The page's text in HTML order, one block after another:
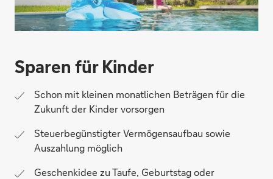
Sparen für Kinder
Schon mit kleinen monatlichen Beträgen für die
Zukunft der Kinder vorsorgen
Steuerbegünstigter Vermögensaufbau sowie
Auszahlung möglich
Geschenkidee zu Taufe, Geburtstag oder